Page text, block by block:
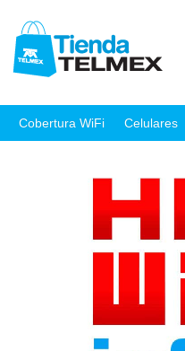
Cobertura WiFi Celulares